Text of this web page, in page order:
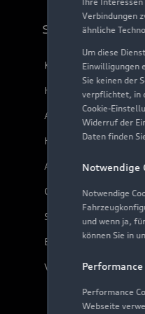
Verbindungen
ähnliche
Um diese
Einwilligungen
Sie keinen der
verpflichtet, in
Cookie-
Widerruf der
Daten finden
Notwendige
Notwendige
und wenn ja,
können Sie in
Performance
Performance
Webseite
Support
Kundenservice
Händlersuche
Audi Code
Häufige Fragen
Audi Online
Online-
Servicekontakt
Bordbuch &
Verträge kündigen